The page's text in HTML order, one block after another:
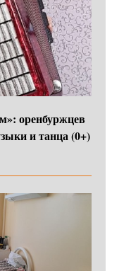
оренбуржцев
и танца (0+)